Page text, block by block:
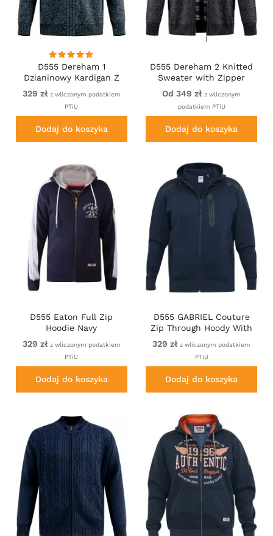
D555 Dereham 1
Dzianinowy Kardigan Z
Zamkiem I Podszewką
Granatowy
329 zł z wliczonym podatkiem
PTiU
Dodaj do koszyka
D555 Dereham 2 Knitted
Sweater with Zipper
Charcoal Marl
Od 349 zł z wliczonym
podatkiem PTiU
Dodaj do koszyka
D555 Eaton Full Zip
Hoodie Navy
329 zł z wliczonym podatkiem
PTiU
Dodaj do koszyka
D555 GABRIEL Couture
Zip Through Hoody With
Reversible Zips Navy
329 zł z wliczonym podatkiem
PTiU
Dodaj do koszyka